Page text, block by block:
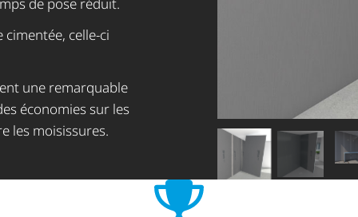
celle-ci
une remarquable
économies sur les
les moisissures.